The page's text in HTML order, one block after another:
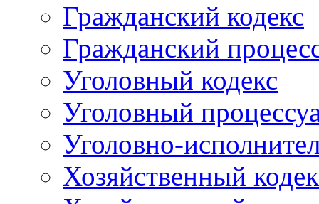
Гражданский кодекс
Гражданский
Уголовный кодекс
Уголовный
Уголовно-
Хозяйственный